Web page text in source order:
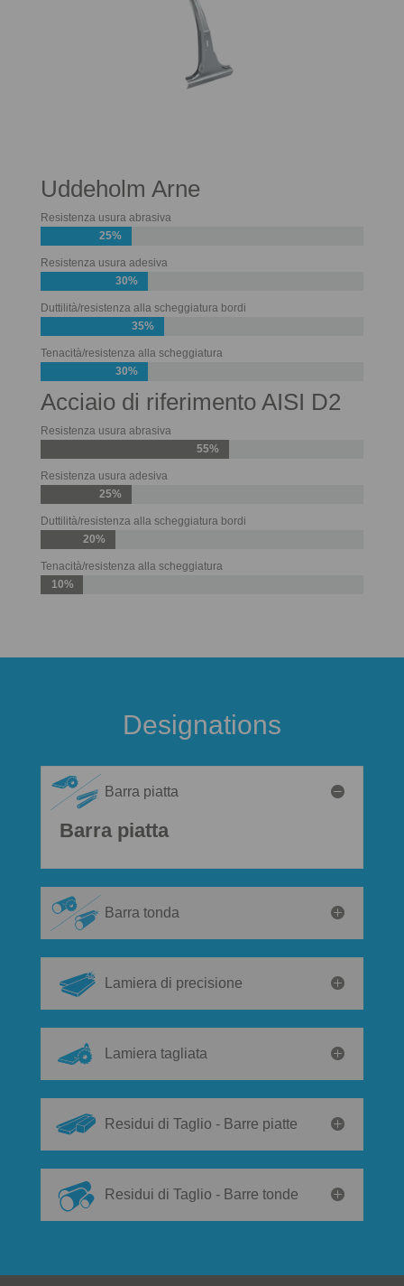
Uddeholm Arne
Resistenza usura abrasiva
25%
Resistenza usura adesiva
30%
Duttilità/resistenza alla scheggiatura bordi
35%
Tenacità/resistenza alla scheggiatura
30%
Acciaio di riferimento AISI D2
Resistenza usura abrasiva
55%
Resistenza usura adesiva
25%
Duttilità/resistenza alla scheggiatura bordi
20%
Tenacità/resistenza alla scheggiatura
10%
Designations
Barra piatta
Barra piatta
Barra tonda
Lamiera di precisione
Lamiera tagliata
Residui di Taglio - Barre piatte
Residui di Taglio - Barre tonde